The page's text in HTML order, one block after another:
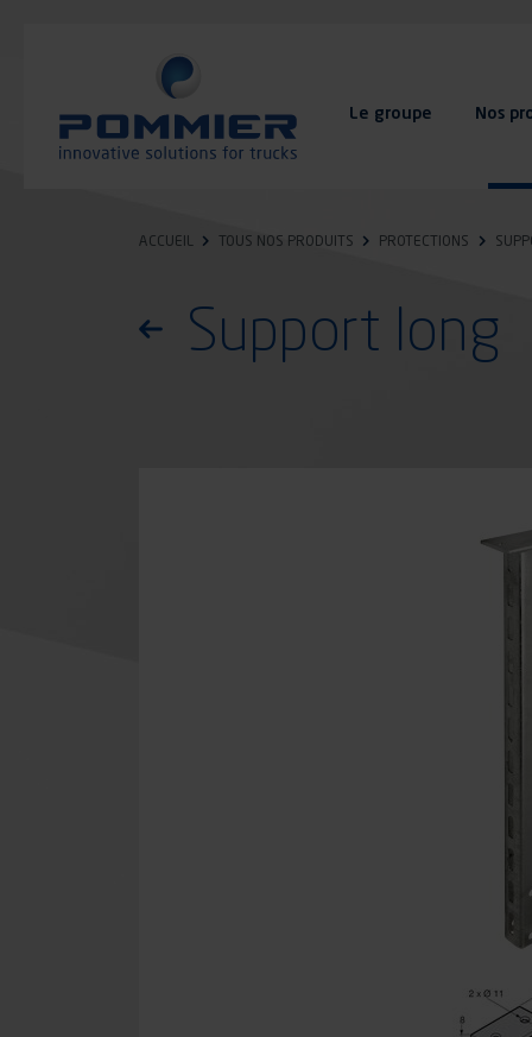
Le groupe Nos
ACCUEIL TOUS NOS PRODUITS PROTECTIONS
Retourner à la liste des produits
Support long